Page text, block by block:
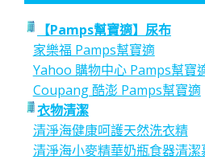
【Pamps幫寶適】尿布
家樂福 Pamps幫寶適
Yahoo 購物中心 Pamps幫寶
Coupang 酷澎 Pamps幫寶適
衣物清潔
清淨海健康呵護天然洗衣精
清淨海小麥精華奶瓶食器清潔